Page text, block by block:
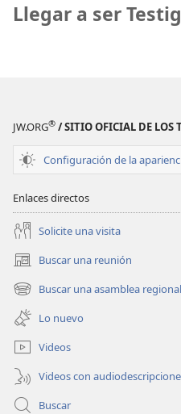
Llegar a ser
JW.ORG® / SITIO OFICIAL DE LOS
Configuración de la
Enlaces directos
Solicite una visita
Buscar una reunión
(abre
una
nueva
ventana)
Buscar una asamblea regional
(abre
una
nueva
ventana)
Lo nuevo
Videos
Videos con
Buscar